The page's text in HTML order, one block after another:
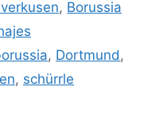
, Borussia
, Dortmund ,
, schürrle